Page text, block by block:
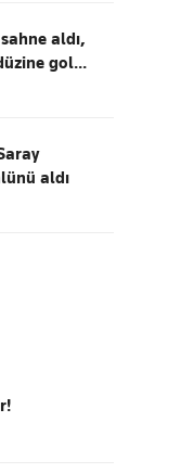
aldı,
gol...
aldı